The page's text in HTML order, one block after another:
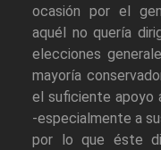
ocasión por el
aquél no quería
elecciones
mayoría
el suficiente apoyo
-especialmente a
por lo que éste